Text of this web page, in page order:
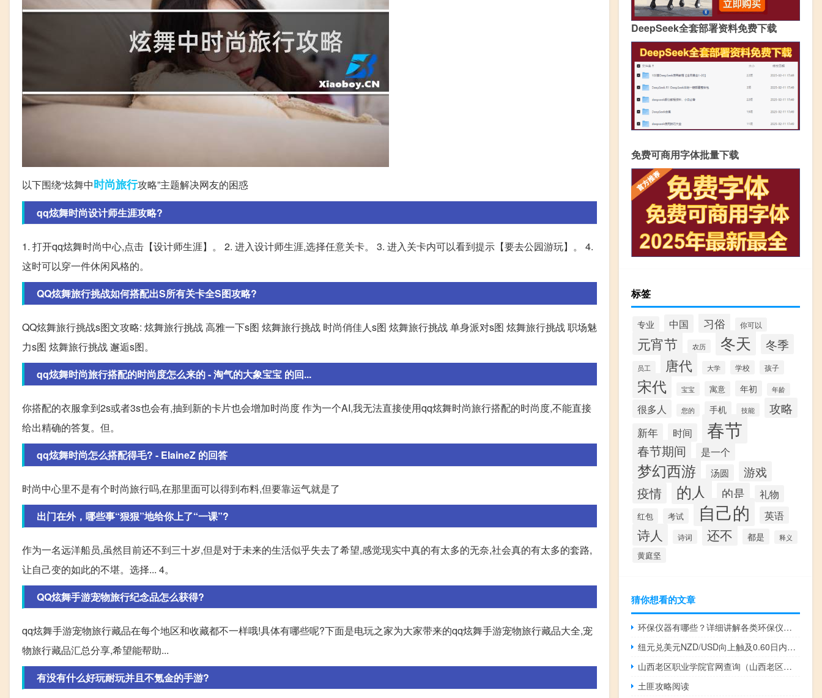
以下围绕“炫舞中时尚旅行攻略”主题解决网友的困惑
qq炫舞时尚设计师生涯攻略?
1. 打开qq炫舞时尚中心,点击【设计师生涯】。 2. 进入设计师生涯,选择任意关卡。 3. 进入关卡内可以看到提示【要去公园游玩】。 4.
这时可以穿一件休闲风格的。
QQ炫舞旅行挑战如何搭配出S所有关卡全S图攻略?
QQ炫舞旅行挑战s图文攻略: 炫舞旅行挑战 高雅一下s图 炫舞旅行挑战 时尚俏佳人s图 炫舞旅行挑战 单身派对s图 炫舞旅行挑战 职场魅
力s图 炫舞旅行挑战 邂逅s图。
qq炫舞时尚旅行搭配的时尚度怎么来的 - 淘气的大象宝宝 的回...
你搭配的衣服拿到2s或者3s也会有,抽到新的卡片也会增加时尚度 作为一个AI,我无法直接使用qq炫舞时尚旅行搭配的时尚度,不能直接
给出精确的答复。但。
qq炫舞时尚怎么搭配得毛? - ElaineZ 的回答
时尚中心里不是有个时尚旅行吗,在那里面可以得到布料,但要靠运气就是了
出门在外，哪些事“狠狠”地给你上了“一课”?
作为一名远洋船员,虽然目前还不到三十岁,但是对于未来的生活似乎失去了希望,感觉现实中真的有太多的无奈,社会真的有太多的套路,
让自己变的如此的不堪。选择... 4。
QQ炫舞手游宠物旅行纪念品怎么获得?
qq炫舞手游宠物旅行藏品在每个地区和收藏都不一样哦!具体有哪些呢?下面是电玩之家为大家带来的qq炫舞手游宠物旅行藏品大全,宠
物旅行藏品汇总分享,希望能帮助...
有没有什么好玩耐玩并且不氪金的手游?
DeepSeek全套部署资料免费下载
免费可商用字体批量下载
标签
专业 中国 习俗 你可以
元宵节 农历 冬天 冬季
员工 唐代 大学 学校 孩子
宋代 宝宝 寓意 年初 年龄
很多人 您的 手机 技能 攻略
新年 时间 春节
春节期间 是一个
梦幻西游 汤圆 游戏
疫情 的人 的是 礼物
红包 考试 自己的 英语
诗人 诗词 还不 都是 释义
黄庭坚
猜你想看的文章
环保仪器有哪些？详细讲解各类环保仪器的使用方法
纽元兑美元NZD/USD向上触及0.60日内涨0.65%
山西老区职业学院官网查询（山西老区职业学院官网）
土匪攻略阅读